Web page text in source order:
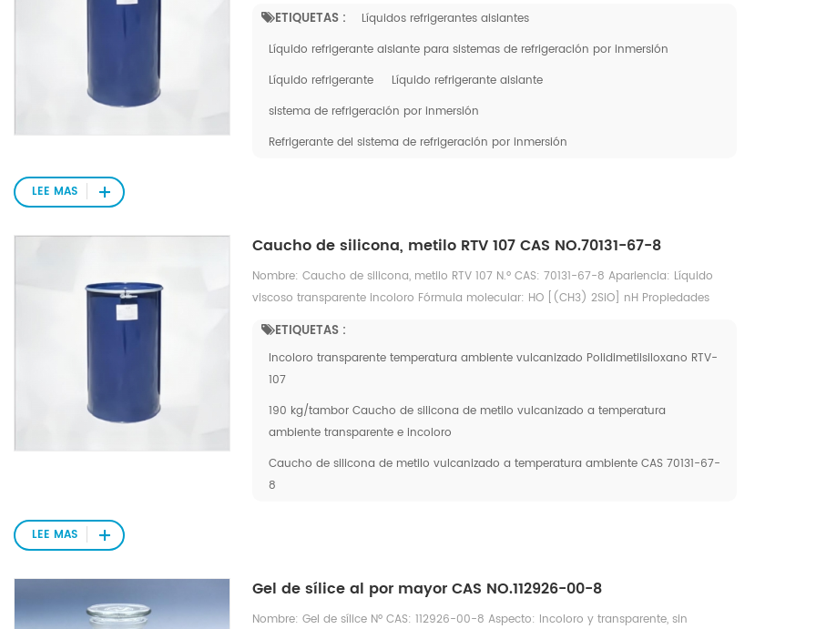
ETIQUETAS :
Líquidos refrigerantes aislantes
Líquido refrigerante aislante para sistemas de refrigeración por inmersión
Líquido refrigerante
Líquido refrigerante aislante
sistema de refrigeración por inmersión
Refrigerante del sistema de refrigeración por inmersión
LEE MAS
Caucho de silicona, metilo RTV 107 CAS NO.70131-67-8
Nombre: Caucho de silicona, metilo RTV 107 N.º CAS: 70131-67-8 Apariencia: Líquido
viscoso transparente incoloro Fórmula molecular: HO [(CH3) 2SiO] nH Propiedades
físicas y químicas: resistencia al ozono, rayos ultravioleta, temperaturas extremas de
alta y baja temperatura Densidad relativa (agua=1): 0,97
ETIQUETAS :
Incoloro transparente temperatura ambiente vulcanizado Polidimetilsiloxano RTV-
107
190 kg/tambor Caucho de silicona de metilo vulcanizado a temperatura
ambiente transparente e incoloro
Caucho de silicona de metilo vulcanizado a temperatura ambiente CAS 70131-67-
8
LEE MAS
Gel de sílice al por mayor CAS NO.112926-00-8
Nombre: Gel de sílice Nº CAS: 112926-00-8 Aspecto: Incoloro y transparente, sin